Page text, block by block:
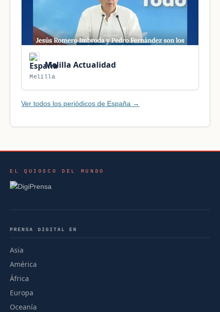
Melilla Actualidad
Melilla
Ver todos los periódicos de España →
EL QUIOSCO DEL MUNDO
PRENSA DIGITAL EN
Asia
América
África
Europa
Oceanía